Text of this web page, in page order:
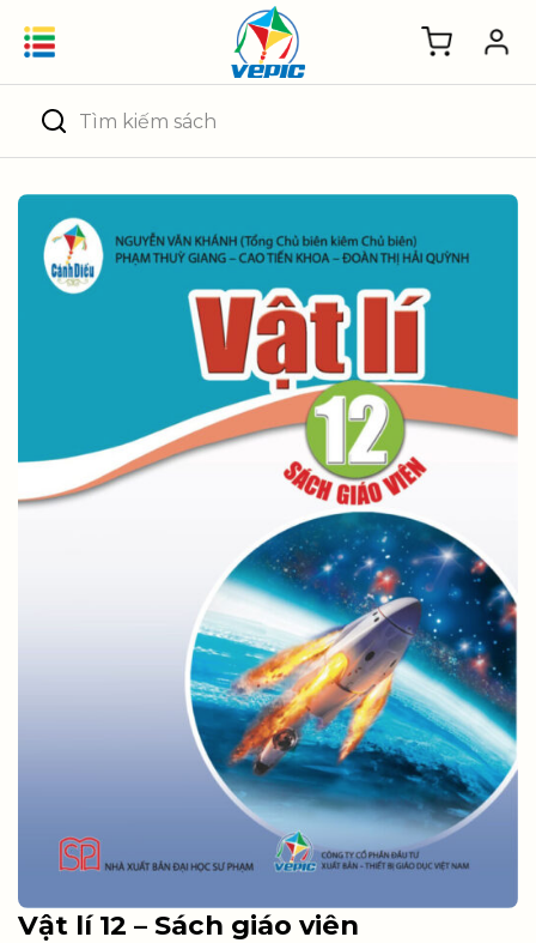
Tìm
kiếm:
Vật lí 12 – Sách giáo viên